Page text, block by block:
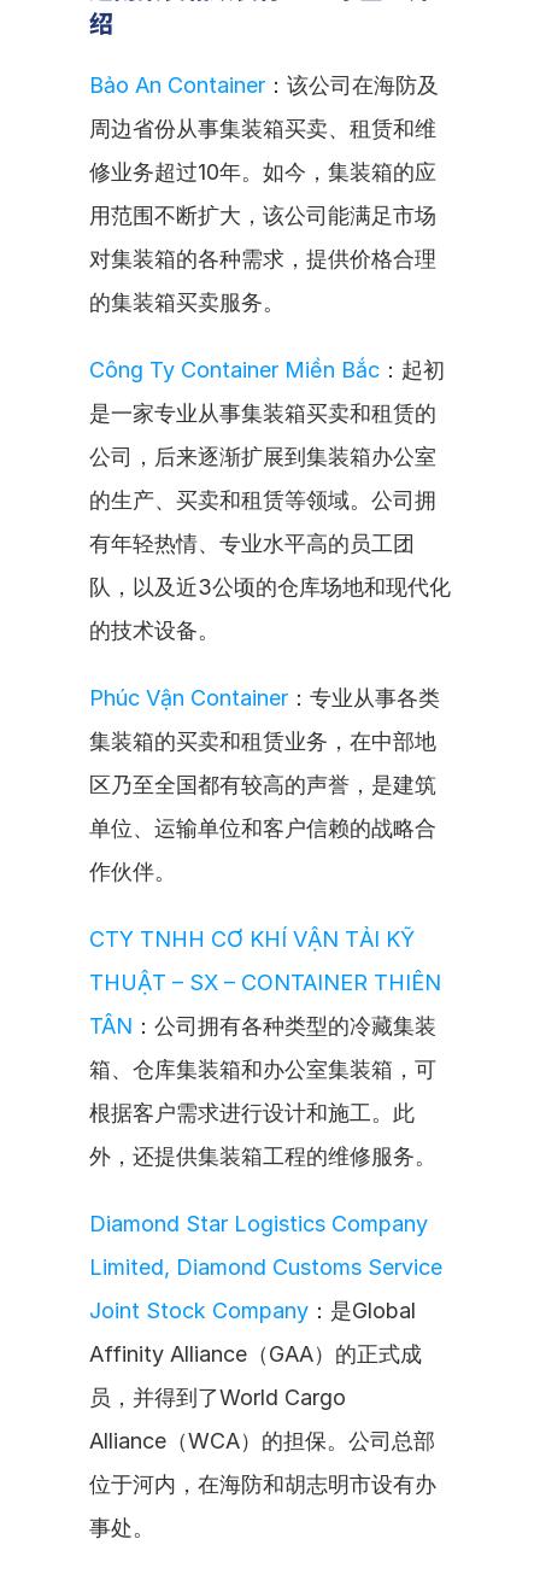
绍
Bảo An Container ：该公司在海防及
周边省份从事集装箱买卖、租赁和维
修业务超过10年。如今，集装箱的应
用范围不断扩大，该公司能满足市场
对集装箱的各种需求，提供价格合理
的集装箱买卖服务。
Công Ty Container Miền Bắc ：起初
是一家专业从事集装箱买卖和租赁的
公司，后来逐渐扩展到集装箱办公室
的生产、买卖和租赁等领域。公司拥
有年轻热情、专业水平高的员工团
队，以及近3公顷的仓库场地和现代化
的技术设备。
Phúc Vận Container ：专业从事各类
集装箱的买卖和租赁业务，在中部地
区乃至全国都有较高的声誉，是建筑
单位、运输单位和客户信赖的战略合
作伙伴。
CTY TNHH CƠ KHÍ VẬN TẢI KỸ
THUẬT – SX – CONTAINER THIÊN
TÂN ：公司拥有各种类型的冷藏集装
箱、仓库集装箱和办公室集装箱，可
根据客户需求进行设计和施工。此
外，还提供集装箱工程的维修服务。
Diamond Star Logistics Company
Limited, Diamond Customs Service
Joint Stock Company ：是Global
Affinity Alliance（GAA）的正式成
员，并得到了World Cargo
Alliance（WCA）的担保。公司总部
位于河内，在海防和胡志明市设有办
事处。